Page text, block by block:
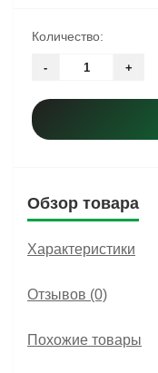
Количество:
- +
Обзор товара
Характеристики
Отзывов (0)
Похожие товары